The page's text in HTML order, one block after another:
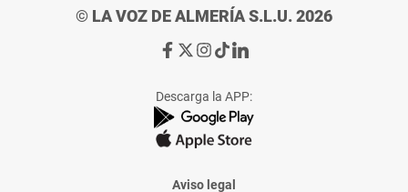
© LA VOZ DE ALMERÍA S.L.U. 2026
Ir
de
La
Voz
Almería
Ir
de
La
Voz
Almería
Ir
de
La
Voz
Almería
Ir
de
La
Voz
Almería
Ir
de
La
Voz
Descarga la APP:
Aviso legal